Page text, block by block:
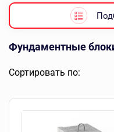
Фундаментные
Сортировать по: